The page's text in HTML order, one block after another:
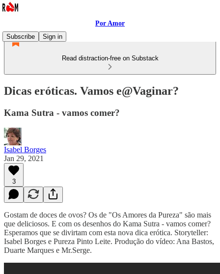
Por Amor
Subscribe
Sign in
Read distraction-free on Substack
Dicas eróticas. Vamos e@Vaginar?
Kama Sutra - vamos comer?
Isabel Borges
Jan 29, 2021
3
Gostam de doces de ovos? Os de "Os Amores da Pureza" são mais
que deliciosos. E com os desenhos do Kama Sutra - vamos comer?
Esperamos que se divirtam com esta nova dica erótica. Storyteller:
Isabel Borges e Pureza Pinto Leite. Produção do vídeo: Ana Bastos,
Duarte Marques e Mr.Serge.